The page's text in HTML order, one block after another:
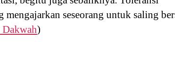
mengajarkan seseorang untuk saling
)